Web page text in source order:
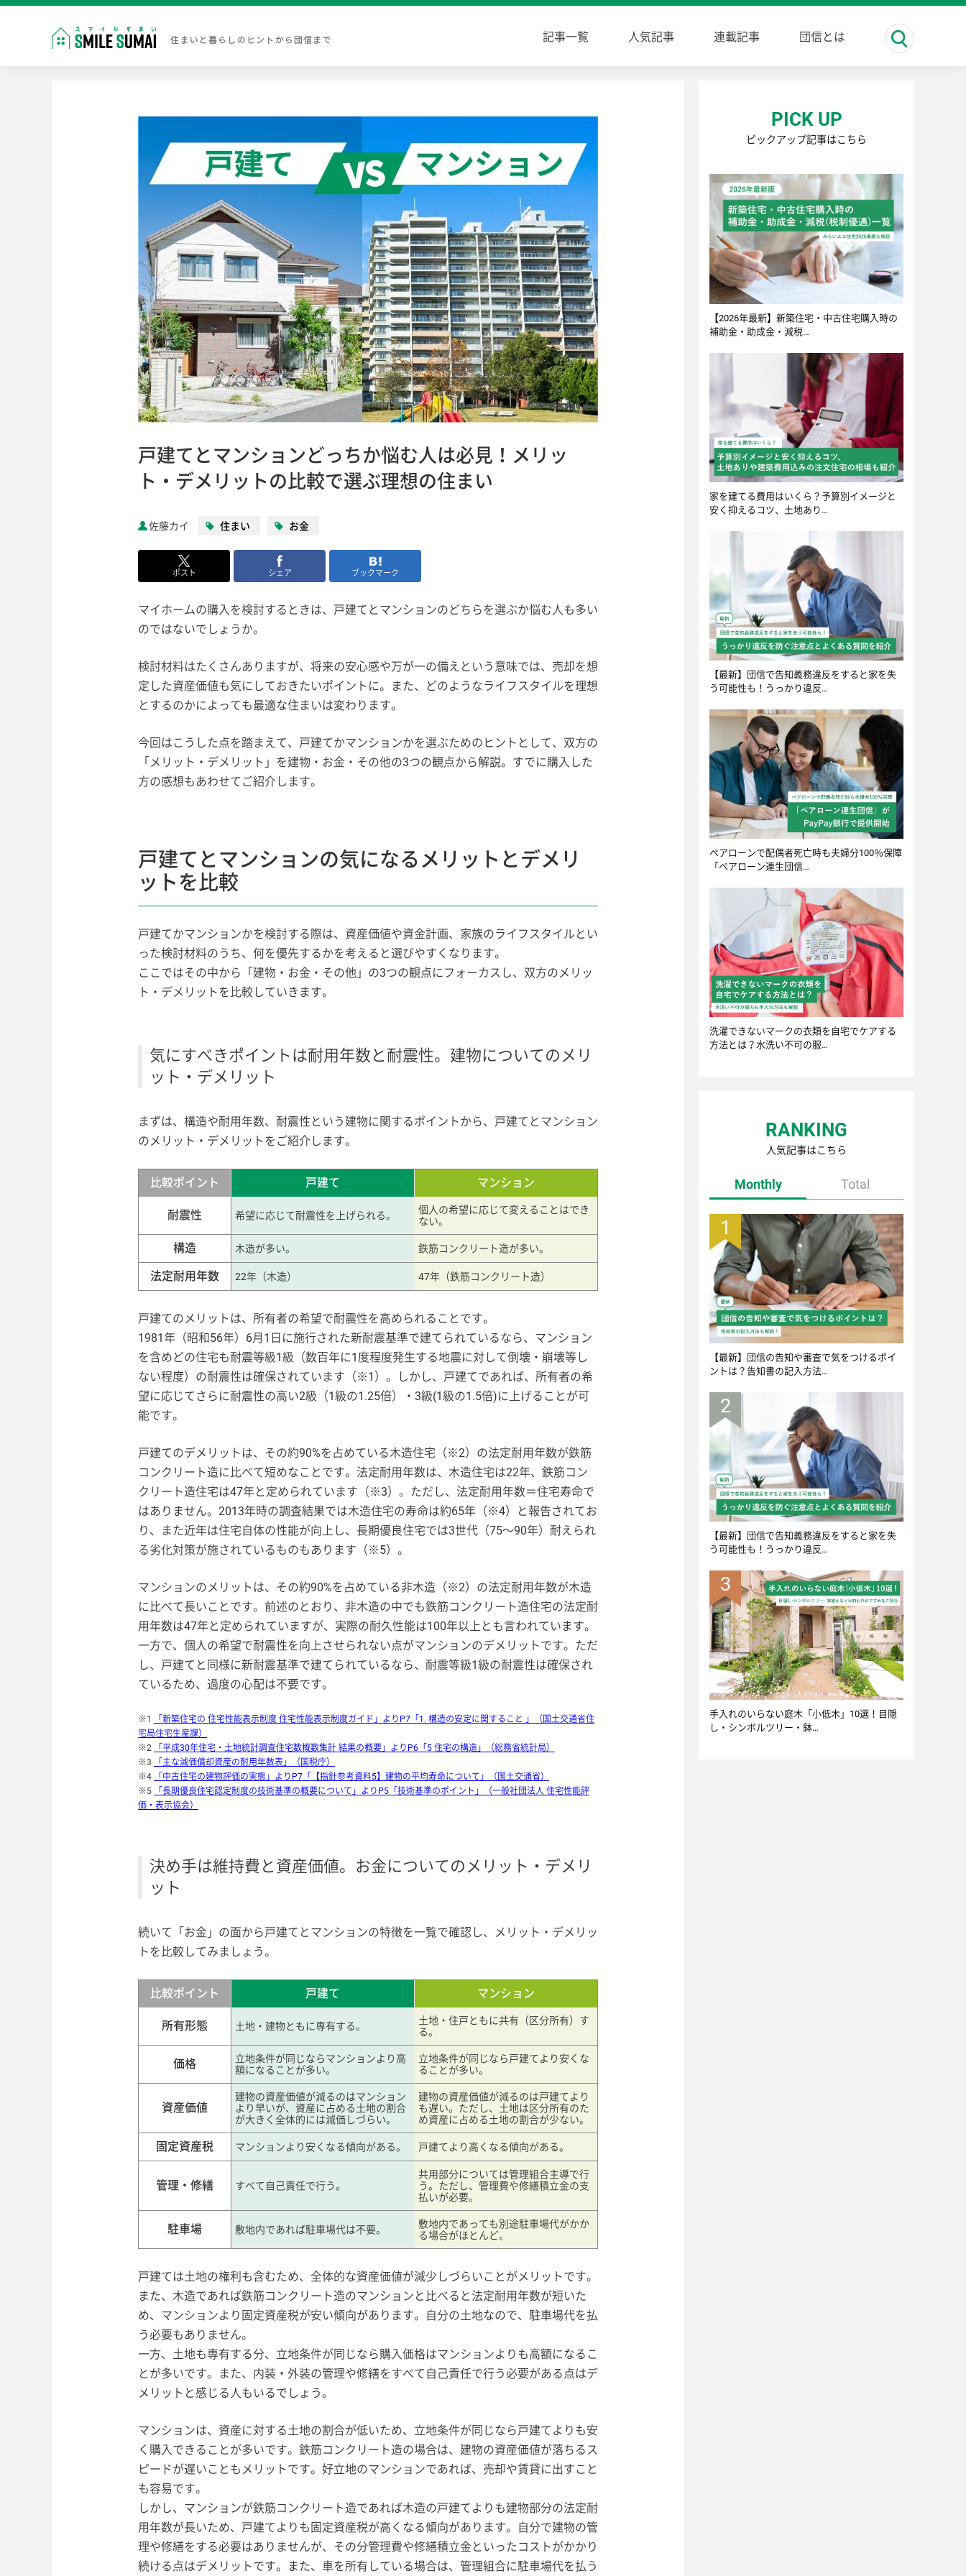
記事一覧 人気記事 連載記事 団信とは
戸建てとマンションどっちか悩む人は必見！メリッ
ト・デメリットの比較で選ぶ理想の住まい
佐藤カイ 住まい お金
ポスト シェア ブックマーク
マイホームの購入を検討するときは、戸建てとマンションのどちらを選ぶか悩む人も多い
のではないでしょうか。
検討材料はたくさんありますが、将来の安心感や万が一の備えという意味では、売却を想
定した資産価値も気にしておきたいポイントに。また、どのようなライフスタイルを理想
とするのかによっても最適な住まいは変わります。
今回はこうした点を踏まえて、戸建てかマンションかを選ぶためのヒントとして、双方の
「メリット・デメリット」を建物・お金・その他の3つの観点から解説。すでに購入した
方の感想もあわせてご紹介します。
戸建てとマンションの気になるメリットとデメリ
ットを比較
戸建てかマンションかを検討する際は、資産価値や資金計画、家族のライフスタイルとい
った検討材料のうち、何を優先するかを考えると選びやすくなります。
ここではその中から「建物・お金・その他」の3つの観点にフォーカスし、双方のメリッ
ト・デメリットを比較していきます。
気にすべきポイントは耐用年数と耐震性。建物についてのメリ
ット・デメリット
まずは、構造や耐用年数、耐震性という建物に関するポイントから、戸建てとマンション
のメリット・デメリットをご紹介します。
比較ポイント 戸建て マンション
耐震性 希望に応じて耐震性を上げられる。
個人の希望に応じて変えることはでき
ない。
構造 木造が多い。 鉄筋コンクリート造が多い。
法定耐用年数 22年（木造） 47年（鉄筋コンクリート造）
戸建てのメリットは、所有者の希望で耐震性を高められることです。
1981年（昭和56年）6月1日に施行された新耐震基準で建てられているなら、マンション
を含めどの住宅も耐震等級1級（数百年に1度程度発生する地震に対して倒壊・崩壊等し
ない程度）の耐震性は確保されています（※1）。しかし、戸建てであれば、所有者の希
望に応じてさらに耐震性の高い2級（1級の1.25倍）・3級(1級の1.5倍)に上げることが可
能です。
戸建てのデメリットは、その約90%を占めている木造住宅（※2）の法定耐用年数が鉄筋
コンクリート造に比べて短めなことです。法定耐用年数は、木造住宅は22年、鉄筋コン
クリート造住宅は47年と定められています（※3）。ただし、法定耐用年数＝住宅寿命で
はありません。2013年時の調査結果では木造住宅の寿命は約65年（※4）と報告されてお
り、また近年は住宅自体の性能が向上し、長期優良住宅では3世代（75〜90年）耐えられ
る劣化対策が施されているものもあります（※5）。
マンションのメリットは、その約90%を占めている非木造（※2）の法定耐用年数が木造
に比べて長いことです。前述のとおり、非木造の中でも鉄筋コンクリート造住宅の法定耐
用年数は47年と定められていますが、実際の耐久性能は100年以上とも言われています。
一方で、個人の希望で耐震性を向上させられない点がマンションのデメリットです。ただ
し、戸建てと同様に新耐震基準で建てられているなら、耐震等級1級の耐震性は確保され
ているため、過度の心配は不要です。
※1
「新築住宅の 住宅性能表示制度 住宅性能表示制度ガイド」よりP7「1. 構造の安定に関すること 」（国土交通省住
宅局住宅生産課）
※2
「平成30年住宅・土地統計調査住宅数概数集計 結果の概要」よりP6「5 住宅の構造」（総務省統計局）
※3
「主な減価償却資産の耐用年数表」（国税庁）
※4
「中古住宅の建物評価の実態」よりP7「【指針参考資料5】建物の平均寿命について」（国土交通省）
※5
「長期優良住宅認定制度の技術基準の概要について」よりP5「技術基準のポイント」（一般社団法人 住宅性能評
価・表示協会）
決め手は維持費と資産価値。お金についてのメリット・デメリ
ット
続いて「お金」の面から戸建てとマンションの特徴を一覧で確認し、メリット・デメリッ
トを比較してみましょう。
比較ポイント 戸建て マンション
所有形態 土地・建物ともに専有する。
土地・住戸ともに共有（区分所有）す
る。
価格
立地条件が同じならマンションより高
額になることが多い。
立地条件が同じなら戸建てより安くな
ることが多い。
資産価値
建物の資産価値が減るのはマンション
より早いが、資産に占める土地の割合
が大きく全体的には減価しづらい。
建物の資産価値が減るのは戸建てより
も遅い。ただし、土地は区分所有のた
め資産に占める土地の割合が少ない。
固定資産税 マンションより安くなる傾向がある。 戸建てより高くなる傾向がある。
管理・修繕 すべて自己責任で行う。
共用部分については管理組合主導で行
う。ただし、管理費や修繕積立金の支
払いが必要。
駐車場 敷地内であれば駐車場代は不要。
敷地内であっても別途駐車場代がかか
る場合がほとんど。
戸建ては土地の権利も含むため、全体的な資産価値が減少しづらいことがメリットです。
また、木造であれば鉄筋コンクリート造のマンションと比べると法定耐用年数が短いた
め、マンションより固定資産税が安い傾向があります。自分の土地なので、駐車場代を払
う必要もありません。
一方、土地も専有する分、立地条件が同じなら購入価格はマンションよりも高額になるこ
とが多いです。また、内装・外装の管理や修繕をすべて自己責任で行う必要がある点はデ
メリットと感じる人もいるでしょう。
マンションは、資産に対する土地の割合が低いため、立地条件が同じなら戸建てよりも安
く購入できることが多いです。鉄筋コンクリート造の場合は、建物の資産価値が落ちるス
ピードが遅いこともメリットです。好立地のマンションであれば、売却や賃貸に出すこと
も容易です。
しかし、マンションが鉄筋コンクリート造であれば木造の戸建てよりも建物部分の法定耐
用年数が長いため、戸建てよりも固定資産税が高くなる傾向があります。自分で建物の管
理や修繕をする必要はありませんが、その分管理費や修繕積立金といったコストがかかり
続ける点はデメリットです。また、車を所有している場合は、管理組合に駐車場代を払う
PICK UP
ピックアップ記事はこちら
【2026年最新】新築住宅・中古住宅購入時の
補助金・助成金・減税…
家を建てる費用はいくら？予算別イメージと
安く抑えるコツ、土地あり…
【最新】団信で告知義務違反をすると家を失
う可能性も！うっかり違反…
ペアローンで配偶者死亡時も夫婦分100％保障
「ペアローン連生団信…
洗濯できないマークの衣類を自宅でケアする
方法とは？水洗い不可の服…
RANKING
人気記事はこちら
Monthly Total
1
【最新】団信の告知や審査で気をつけるポイ
ントは？告知書の記入方法…
2
【最新】団信で告知義務違反をすると家を失
う可能性も！うっかり違反…
3
手入れのいらない庭木「小低木」10選！目隠
し・シンボルツリー・鉢…